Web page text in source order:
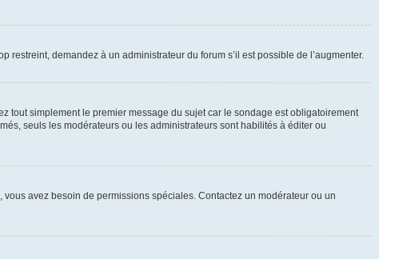
restreint, demandez à un administrateur du forum s’il est possible de l’augmenter.
tout simplement le premier message du sujet car le sondage est obligatoirement
seuls les modérateurs ou les administrateurs sont habilités à éditer ou
avez besoin de permissions spéciales. Contactez un modérateur ou un